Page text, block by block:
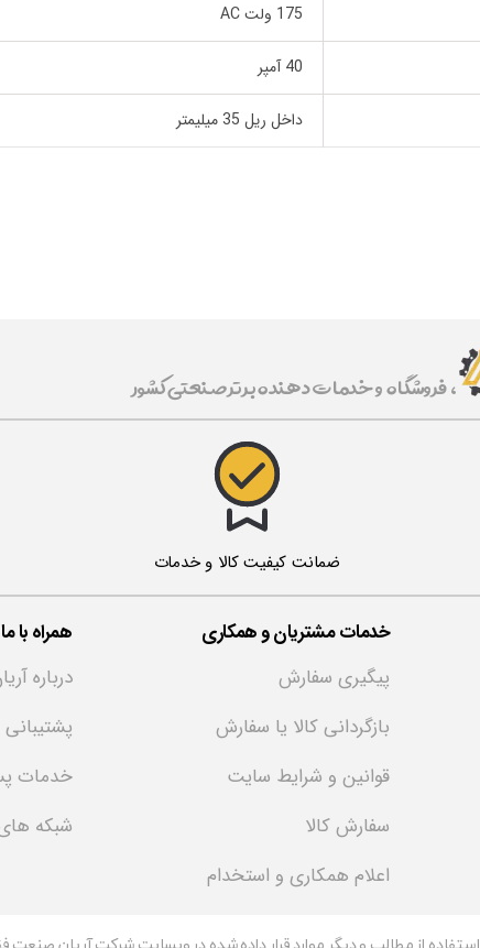
175 ولت AC
40 آمپر
داخل ریل 35 میلیمتر
ضمانت کیفیت کالا و خدمات
، فروشگاه و خدمات دهنده برتر صنعتی کشور
خدمات مشتریان و همکاری
همراه با ما
پیگیری سفارش
بازگردانی کالا یا سفارش
قوانین و شرایط سایت
سفارش کالا
اعلام همکاری و استخدام
درباره
پشتیبانی
خدمات
شبکه